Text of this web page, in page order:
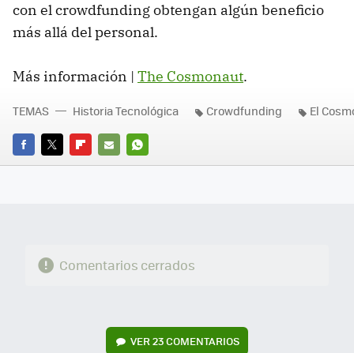
con el crowdfunding obtengan algún beneficio
más allá del personal.
Más información | The Cosmonaut.
FACEBOOK
TWITTERFLIPBOARD
E-
WHATSAPP
TEMAS Historia Tecnológica Crowdfunding El
Comentarios cerrados
VER 23 COMENTARIOS